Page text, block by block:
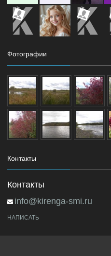
Фотографии
Контакты
Контакты
info@kirenga-smi.ru
НАПИСАТЬ